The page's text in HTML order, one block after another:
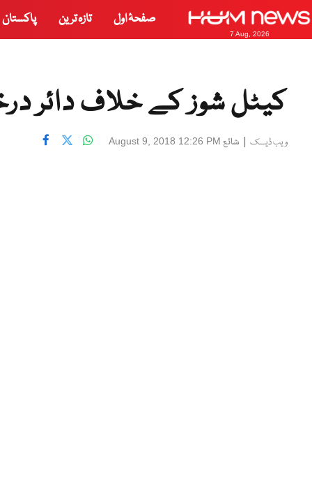
7 Aug, 2026
صفحۂ اول تازہ ترین پاکستان
کیٹل شوز کے خلاف دائر
ویب ڈیسک | شائع August 9, 2018 12:26 PM